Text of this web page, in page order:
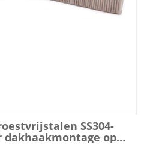
SS304-
dakhaakmontage op